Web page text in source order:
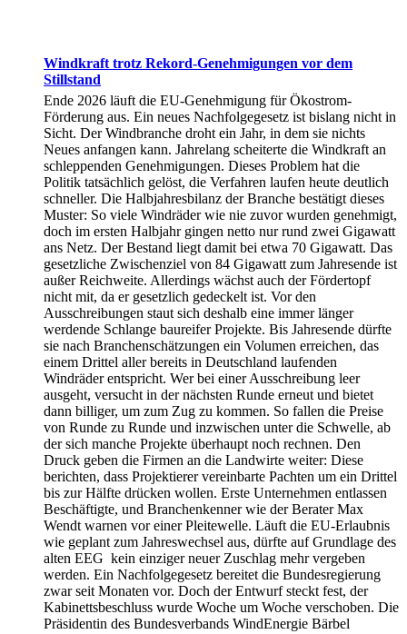
Windkraft trotz Rekord-Genehmigungen vor dem
Stillstand
Ende 2026 läuft die EU-Genehmigung für Ökostrom-
Förderung aus. Ein neues Nachfolgegesetz ist bislang nicht in
Sicht. Der Windbranche droht ein Jahr, in dem sie nichts
Neues anfangen kann. Jahrelang scheiterte die Windkraft an
schleppenden Genehmigungen. Dieses Problem hat die
Politik tatsächlich gelöst, die Verfahren laufen heute deutlich
schneller. Die Halbjahresbilanz der Branche bestätigt dieses
Muster: So viele Windräder wie nie zuvor wurden genehmigt,
doch im ersten Halbjahr gingen netto nur rund zwei Gigawatt
ans Netz. Der Bestand liegt damit bei etwa 70 Gigawatt. Das
gesetzliche Zwischenziel von 84 Gigawatt zum Jahresende ist
außer Reichweite. Allerdings wächst auch der Fördertopf
nicht mit, da er gesetzlich gedeckelt ist. Vor den
Ausschreibungen staut sich deshalb eine immer länger
werdende Schlange baureifer Projekte. Bis Jahresende dürfte
sie nach Branchenschätzungen ein Volumen erreichen, das
einem Drittel aller bereits in Deutschland laufenden
Windräder entspricht. Wer bei einer Ausschreibung leer
ausgeht, versucht in der nächsten Runde erneut und bietet
dann billiger, um zum Zug zu kommen. So fallen die Preise
von Runde zu Runde und inzwischen unter die Schwelle, ab
der sich manche Projekte überhaupt noch rechnen. Den
Druck geben die Firmen an die Landwirte weiter: Diese
berichten, dass Projektierer vereinbarte Pachten um ein Drittel
bis zur Hälfte drücken wollen. Erste Unternehmen entlassen
Beschäftigte, und Branchenkenner wie der Berater Max
Wendt warnen vor einer Pleitewelle. Läuft die EU-Erlaubnis
wie geplant zum Jahreswechsel aus, dürfte auf Grundlage des
alten EEG kein einziger neuer Zuschlag mehr vergeben
werden. Ein Nachfolgegesetz bereitet die Bundesregierung
zwar seit Monaten vor. Doch der Entwurf steckt fest, der
Kabinettsbeschluss wurde Woche um Woche verschoben. Die
Präsidentin des Bundesverbands WindEnergie Bärbel